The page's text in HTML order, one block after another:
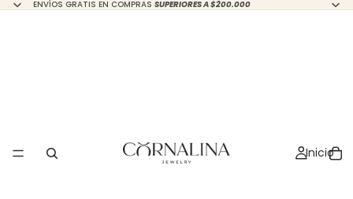
ENVÍOS GRATIS EN COMPRAS SUPERIORES A $200.000
Inicio